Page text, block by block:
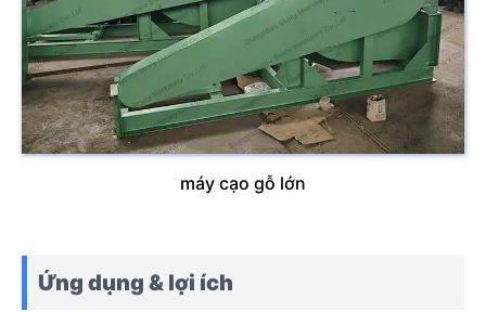
máy cạo gỗ lớn
Ứng dụng & lợi ích